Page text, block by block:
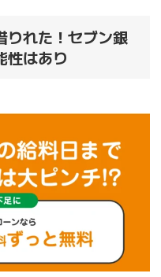
りれた！セブン銀
性はあり